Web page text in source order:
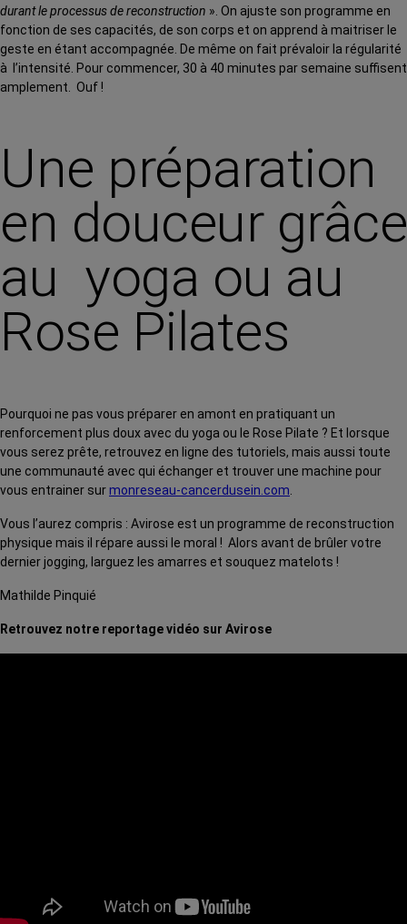
durant le processus de reconstruction ». On ajuste son programme en
fonction de ses capacités, de son corps et on apprend à maitriser le
geste en étant accompagnée. De même on fait prévaloir la régularité
à l’intensité. Pour commencer, 30 à 40 minutes par semaine suffisent
amplement. Ouf !
Une préparation
en douceur grâce
au yoga ou au
Rose Pilates
Pourquoi ne pas vous préparer en amont en pratiquant un
renforcement plus doux avec du yoga ou le Rose Pilate ? Et lorsque
vous serez prête, retrouvez en ligne des tutoriels, mais aussi toute
une communauté avec qui échanger et trouver une machine pour
vous entrainer surmonreseau-cancerdusein.com
Vous l’aurez compris : Avirose est un programme de reconstruction
physique mais il répare aussi le moral ! Alors avant de brûler votre
dernier jogging, larguez les amarres et souquez matelots !
Mathilde Pinquié
Retrouvez notre reportage vidéo sur Avirose